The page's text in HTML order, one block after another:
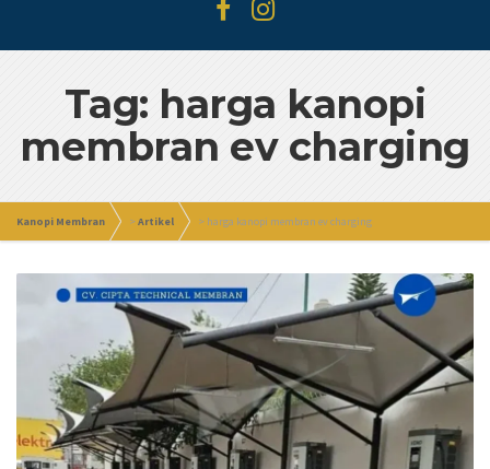
Tag: harga kanopi
membran ev charging
Kanopi Membran >Artikel > harga kanopi membran ev charging